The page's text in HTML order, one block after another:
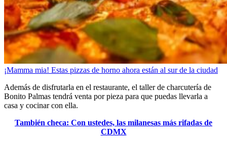
¡Mamma mia! Estas pizzas de horno ahora están al sur de la ciudad
Además de disfrutarla en el restaurante, el taller de charcutería de
Bonito Palmas tendrá venta por pieza para que puedas llevarla a
casa y cocinar con ella.
También checa: Con ustedes, las milanesas más rifadas de
CDMX